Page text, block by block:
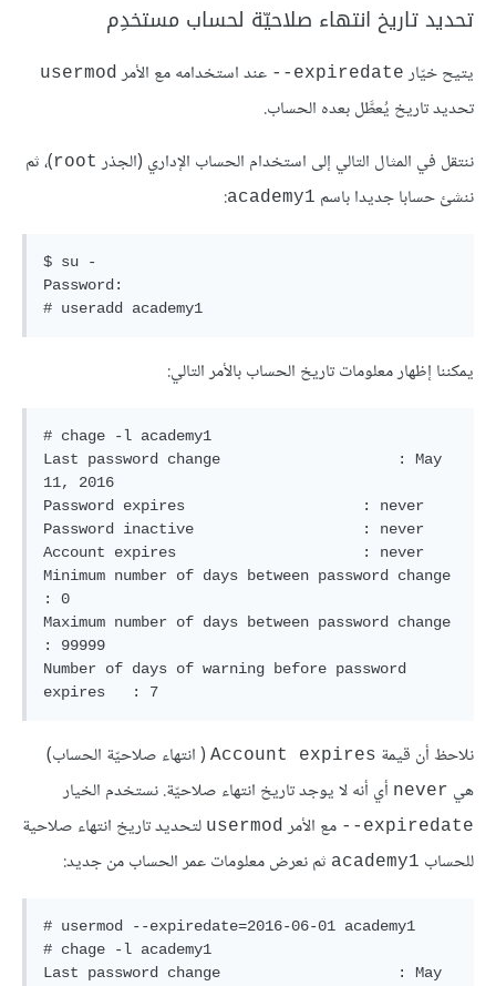
تحديد تاريخ انتهاء صلاحيّة لحساب مستخدِم
يتيح خيّار expiredate-- عند استخدامه مع الأمر usermod
تحديد تاريخ يُعطَّل بعده الحساب.
ننتقل في المثال التالي إلى استخدام الحساب الإداري (الجذر root)، ثم
ننشئ حسابا جديدا باسم academy1
:
$ su -
Password:
# useradd academy1
يمكننا إظهار معلومات تاريخ الحساب بالأمر التالي:
# chage -l academy1
Last password change                    : May
11, 2016
Password expires                    : never
Password inactive                   : never
Account expires                     : never
Minimum number of days between password change
: 0
Maximum number of days between password change
: 99999
Number of days of warning before password
expires   : 7
نلاحظ أن قيمة Account expires ( انتهاء صلاحيّة الحساب)
هي never أي أنه لا يوجد تاريخ انتهاء صلاحيّة. نستخدم الخيار
expiredate-- مع الأمر usermod لتحديد تاريخ انتهاء صلاحية
للحساب academy1 ثم نعرض معلومات عمر الحساب من جديد:
# usermod --expiredate=2016-06-01 academy1
# chage -l academy1
Last password change                    : May